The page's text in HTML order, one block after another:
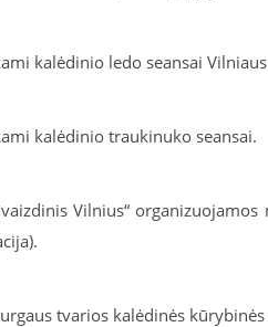
kalėdinio ledo seansai
kalėdinio traukinuko seansai.
Vilnius“
tvarios kalėdinės